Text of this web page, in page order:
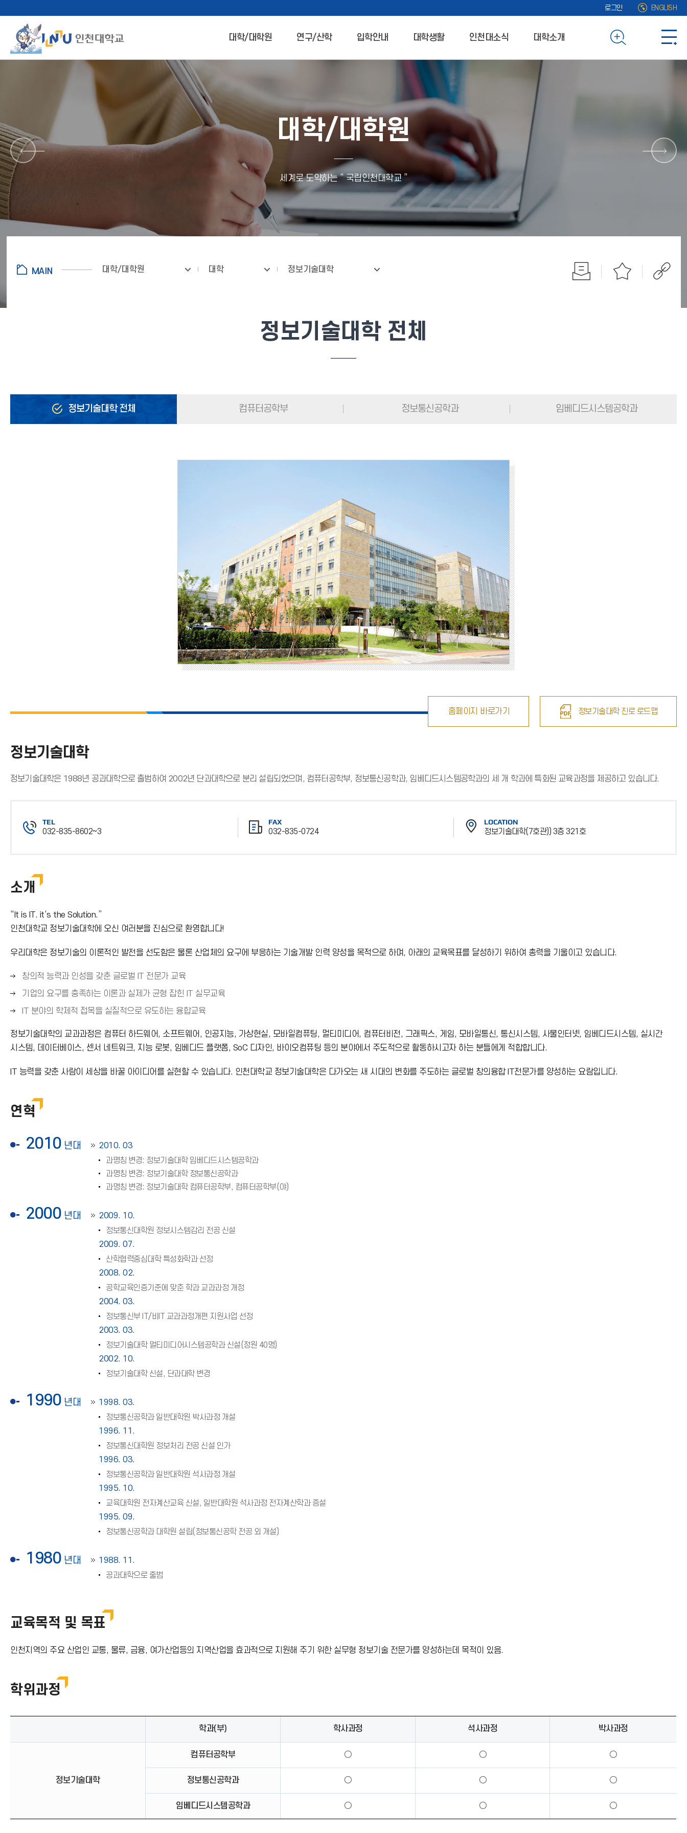
로그인 ENGLISH
대학/대학원 연구/산학 입학안내 대학생활 인천대소식 대학소개
대학/대학원
세계로 도약하는 “ 국립인천대학교 ”
대학/대학원 대학 정보기술대학
정보기술대학 전체
정보기술대학 전체 컴퓨터공학부 정보통신공학과 임베디드시스템공학과
홈페이지 바로가기 정보기술대학 진로 로드맵
정보기술대학
정보기술대학은 1988년 공과대학으로 출범하여 2002년 단과대학으로 분리 설립되었으며, 컴퓨터공학부, 정보통신공학과, 임베디드시스템공학과의 세 개 학과에 특화된 교육과정을 제공하고 있습니다.
TEL
032-835-8602~3
호
FAX
032-835-0724
LOCATION
정보기술대학(7호관)) 3층 321호
소개
“It is IT. it‘s the Solution.”
인천대학교 정보기술대학에 오신 여러분을 진심으로 환영합니다!
우리대학은 정보기술의 이론적인 발전을 선도함은 물론 산업체의 요구에 부응하는 기술개발 인력 양성을 목적으로 하며, 아래의 교육목표를 달성하기 위하여 총력을 기울이고 있습니다.
오
른
화
표
(
)
창의적 능력과 인성을 갖춘 글로벌 IT 전문가 교육
오
른
화
살
(
기업의 요구를 충족하는 이론과 실제가 균형 잡힌 IT 실무교육
오
쪽
화
표
)
IT 분야의 학제적 접목을 실질적으로 유도하는 융합교육
정보기술대학의 교과과정은 컴퓨터 하드웨어, 소프트웨어, 인공지능, 가상현실, 모바일컴퓨팅, 멀티미디어, 컴퓨터비전, 그래픽스, 게임, 모바일통신, 통신시스템, 사물인터넷, 임베디드시스템, 실시간
시스템, 데이터베이스, 센서 네트워크, 지능 로봇, 임베디드 플랫폼, SoC 디자인, 바이오컴퓨팅 등의 분야에서 주도적으로 활동하시고자 하는 분들에게 적합합니다.
IT 능력을 갖춘 사람이 세상을 바꿀 아이디어를 실현할 수 있습니다. 인천대학교 정보기술대학은 다가오는 새 시대의 변화를 주도하는 글로벌 창의융합 IT전문가를 양성하는 요람입니다.
연혁
2010 년대
2010. 03
과명칭 변경: 정보기술대학 임베디드시스템공학과
과명칭 변경: 정보기술대학 정보통신공학과
과명칭 변경: 정보기술대학 컴퓨터공학부, 컴퓨터공학부(야)
2000 년대
2009. 10.
정보통신대학원 정보시스템감리 전공 신설
2009. 07.
산학협력중심대학 특성화학과 선정
2008. 02.
공학교육인증기준에 맞춘 학과 교과과정 개정
2004. 03.
정보통신부 IT/비IT 교과과정개편 지원사업 선정
2003. 03.
정보기술대학 멀티미디어시스템공학과 신설(정원 40명)
2002. 10.
정보기술대학 신설, 단과대학 변경
1990 년대
1998. 03.
정보통신공학과 일반대학원 박사과정 개설
1996. 11.
정보통신대학원 정보처리 전공 신설 인가
1996. 03.
정보통신공학과 일반대학원 석사과정 개설
1995. 10.
교육대학원 전자계산교육 신설, 일반대학원 석사과정 전자계산학과 증설
1995. 09.
정보통신공학과 대학원 설립(정보통신공학 전공 외 개설)
1980 년대
1988. 11.
공과대학으로 출범
교육목적 및 목표
인천지역의 주요 산업인 교통, 물류, 금융, 여가산업등의 지역산업을 효과적으로 지원해 주기 위한 실무형 정보기술 전문가를 양성하는데 목적이 있음.
학위과정
학과(부) 학사과정 석사과정 박사과정
정보기술대학
컴퓨터공학부 ○ ○ ○
정보통신공학과 ○ ○ ○
임베디드시스템공학과 ○ ○ ○